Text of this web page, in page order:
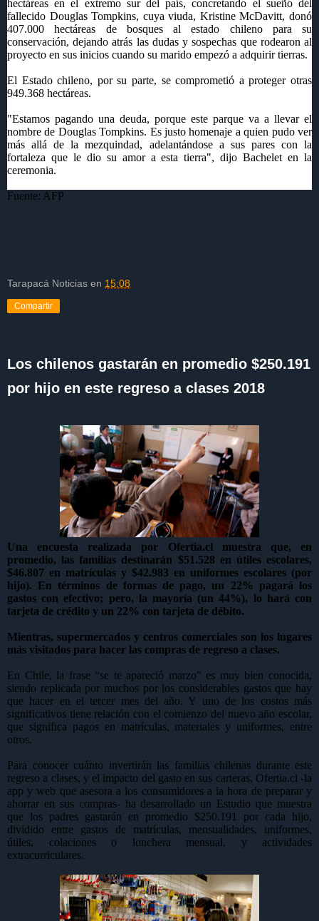
hectáreas en el extremo sur del país, concretando el sueño del
fallecido Douglas Tompkins, cuya viuda, Kristine McDavitt, donó
407.000 hectáreas de bosques al estado chileno para su
conservación, dejando atrás las dudas y sospechas que rodearon al
proyecto en sus inicios cuando su marido empezó a adquirir tierras.
El Estado chileno, por su parte, se comprometió a proteger otras
949.368 hectáreas.
"Estamos pagando una deuda, porque este parque va a llevar el
nombre de Douglas Tompkins. Es justo homenaje a quien pudo ver
más allá de la mezquindad, adelantándose a sus pares con la
fortaleza que le dio su amor a esta tierra", dijo Bachelet en la
ceremonia.
Fuente: AFP
Tarapacá Noticias en 15:08
Compartir
Los chilenos gastarán en promedio $250.191
por hijo en este regreso a clases 2018
Una encuesta realizada por Ofertia.cl muestra que, en
promedio, las familias destinarán $51.528 en útiles escolares,
$46.807 en matrículas y $42.983 en uniformes escolares (por
hijo). En términos de formas de pago, un 22% pagará los
gastos con efectivo; pero, la mayoría (un 44%), lo hará con
tarjeta de crédito y un 22% con tarjeta de débito.
Mientras, supermercados y centros comerciales son los lugares
más visitados para hacer las compras de regreso a clases.
En Chile, la frase “se te apareció marzo” es muy bien conocida,
siendo replicada por muchos por los considerables gastos que hay
que hacer en el tercer mes del año. Y uno de los costos más
significativos tiene relación con el comienzo del nuevo año escolar,
que significa pagos en matrículas, materiales y uniformes, entre
otros.
Para conocer cuánto invertirán las familias chilenas durante este
regreso a clases, y el impacto del gasto en sus carteras, Ofertia.cl -la
app y web que asesora a los consumidores a la hora de preparar y
ahorrar en sus compras- ha desarrollado un Estudio que muestra
que los padres gastarán en promedio $250.191 por cada hijo,
dividido entre gastos de matrículas, mensualidades, uniformes,
útiles, colaciones o lonchera mensual, y actividades
extracurriculares.